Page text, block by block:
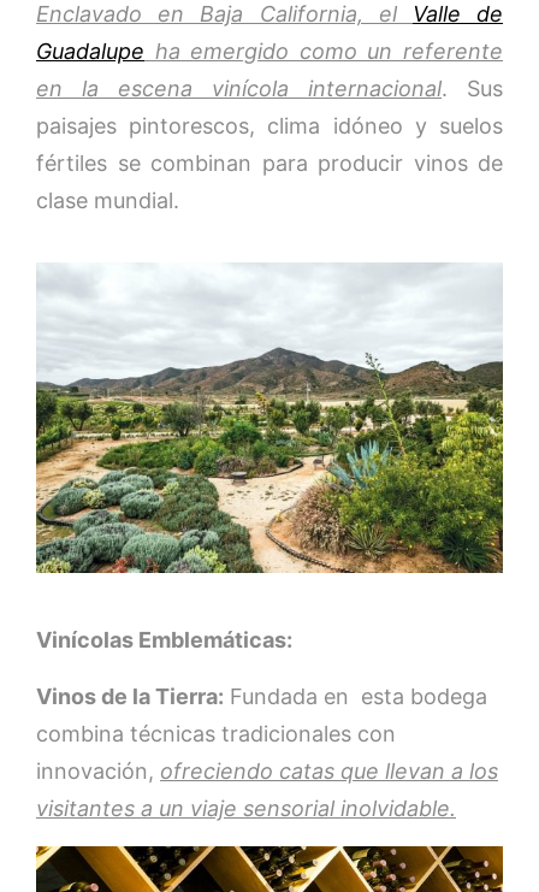
Enclavado en Baja California, el
Valle de
Guadalupe ha emergido como un referente
en la escena vinícola internacional. Sus
paisajes pintorescos, clima idóneo y suelos
fértiles se combinan para producir vinos de
clase mundial.
Vinícolas Emblemáticas:
Vinos de la Tierra: Fundada en esta bodega
combina técnicas tradicionales con
innovación, ofreciendo catas que llevan a los
visitantes a un viaje sensorial inolvidable.